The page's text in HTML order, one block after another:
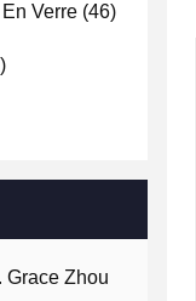
Verre (46)
Grace Zhou